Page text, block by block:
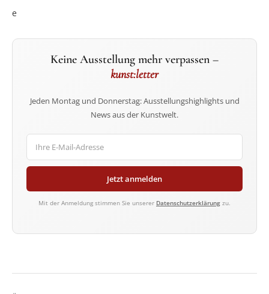
e
Keine Ausstellung mehr verpassen –
kunst:letter
Jeden Montag und Donnerstag: Ausstellungshighlights und
News aus der Kunstwelt.
Jetzt anmelden
Mit der Anmeldung stimmen Sie unserer Datenschutzerklärung zu.